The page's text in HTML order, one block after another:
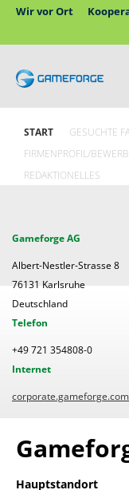
Wir vor Ort
START
GESUCHTE
FIRMENPROFIL/
REDAKTIONELLES
Gameforge AG
Albert-Nestler-Strasse 8
76131 Karlsruhe
Deutschland
Telefon
+49 721 354808-0
Internet
corporate.gameforge.com
Hauptstandort